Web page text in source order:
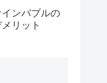
ンバブルの
リット